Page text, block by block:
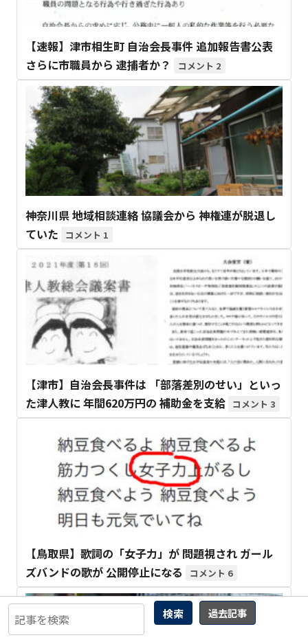
検索 過去記事
【速報】津市相生町 自治会長事件 追加報告書公表
さらに市職員から 逮捕者か？
2
神奈川県 地域相談連絡 協議会から 神権連が脱退し
ていた
1
【津市】自治会長事件は 「部落差別のせい」といっ
た津人教に 年間620万円の 補助金を支給
3
【鳥取県】歌詞の「女子力」が 問題視され ガール
ズバンドの歌が 公開停止になる
6